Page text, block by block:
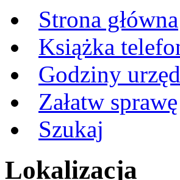
Strona główna
Książka
Godziny
Załatw sprawę
Szukaj
Lokalizacja